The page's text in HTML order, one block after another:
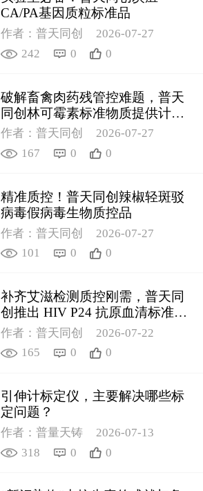
CA/PA基因质粒标准品
作者：普天同创
2026-07-27
242
0 0
破解畜禽肉药残管控难题，普天
同创林可霉素标准物质提供计量
支撑
作者：普天同创
2026-07-27
167
0 0
精准质控！普天同创辣椒轻斑驳
病毒假病毒生物质控品
作者：普天同创
2026-07-27
101
0 0
补齐艾滋检测质控刚需，普天同
创推出 HIV P24 抗原血清标准物
质
作者：普天同创
2026-07-22
165
0 0
引伸计标定仪，主要解决哪些标
定问题？
作者：普量天铸
2026-07-13
318
0 0